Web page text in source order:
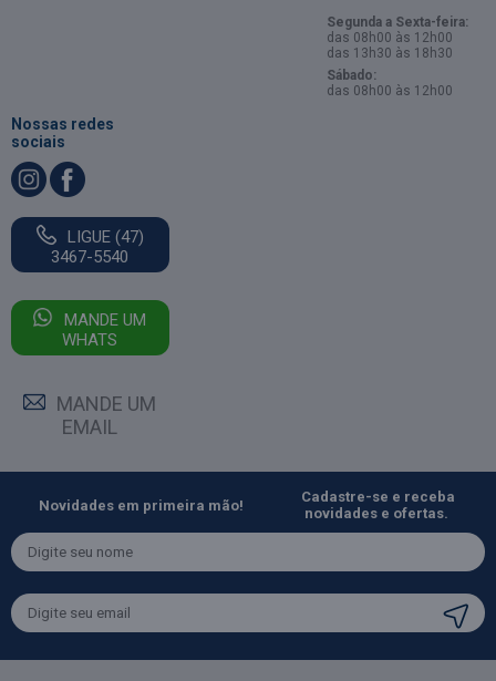
Segunda a Sexta-feira:
das 08h00 às 12h00
das 13h30 às 18h30
Sábado:
das 08h00 às 12h00
Nossas redes
sociais
LIGUE (47)
3467-5540
MANDE UM
WHATS
MANDE UM
EMAIL
Novidades em primeira mão!
Cadastre-se e receba
novidades e ofertas.